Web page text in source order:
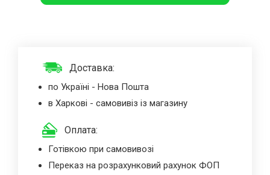
Доставка:
по Україні - Нова Пошта
в Харкові - самовивіз із магазину
Оплата:
Готівкою при самовивозі
Переказ на розрахунковий рахунок ФОП